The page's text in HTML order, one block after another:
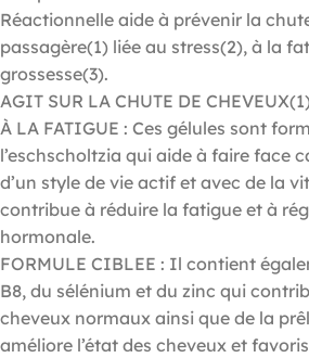
Réactionnelle aide à prévenir la
passagère(1) liée au stress(2), à la
grossesse(3).
AGIT SUR LA CHUTE DE
À LA FATIGUE : Ces gélules sont
l’eschscholtzia qui aide à faire face
d’un style de vie actif et avec de la
contribue à réduire la fatigue et à
hormonale.
FORMULE CIBLEE : Il contient
B8, du sélénium et du zinc qui
cheveux normaux ainsi que de la
améliore l’état des cheveux et